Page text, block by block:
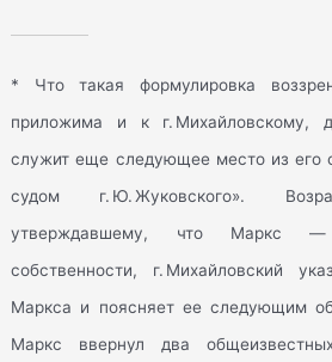
* Что такая формулировка
приложима и к г. Михайловскому,
служит еще следующее место из его
судом г. Ю. Жуковского».
утверждавшему, что Маркс —
собственности, г. Михайловский
Маркса и поясняет ее следующим
Маркс ввернул два